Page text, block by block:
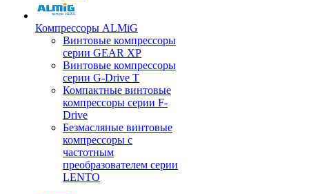
Компрессоры ALMiG
Винтовые компрессоры
серии GEAR XP
Винтовые компрессоры
серии G-Drive T
Компактные винтовые
компрессоры серии F-
Drive
Безмасляные винтовые
компрессоры с
частотным
преобразователем серии
LENTO